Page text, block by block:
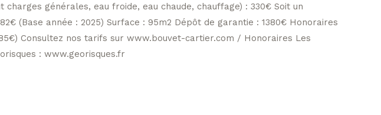
générales, eau froide, eau chaude, chauffage) : 330€ Soit un
(Base année : 2025) Surface : 95m2 Dépôt de garantie : 1380€ Honoraires
Consultez nos tarifs sur www.bouvet-cartier.com / Honoraires Les
: www.georisques.fr